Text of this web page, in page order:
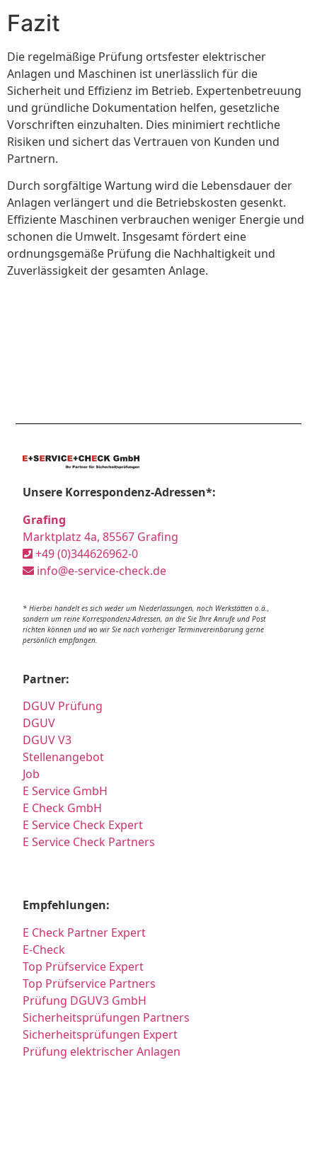
Fazit
Die regelmäßige Prüfung ortsfester elektrischer
Anlagen und Maschinen ist unerlässlich für die
Sicherheit und Effizienz im Betrieb. Expertenbetreuung
und gründliche Dokumentation helfen, gesetzliche
Vorschriften einzuhalten. Dies minimiert rechtliche
Risiken und sichert das Vertrauen von Kunden und
Partnern.
Durch sorgfältige Wartung wird die Lebensdauer der
Anlagen verlängert und die Betriebskosten gesenkt.
Effiziente Maschinen verbrauchen weniger Energie und
schonen die Umwelt. Insgesamt fördert eine
ordnungsgemäße Prüfung die Nachhaltigkeit und
Zuverlässigkeit der gesamten Anlage.
Unsere Korrespondenz-Adressen*:
Grafing
Marktplatz 4a, 85567 Grafing
+49 (0)344626962-0
info@e-service-check.de
* Hierbei handelt es sich weder um Niederlassungen, noch Werkstätten o.ä.,
sondern um reine Korrespondenz-Adressen, an die Sie Ihre Anrufe und Post
richten können und wo wir Sie nach vorheriger Terminvereinbarung gerne
persönlich empfangen.
Partner:
DGUV Prüfung
DGUV
DGUV V3
Stellenangebot
Job
E Service GmbH
E Check GmbH
E Service Check Expert
E Service Check Partners
Empfehlungen:
E Check Partner Expert
E-Check
Top Prüfservice Expert
Top Prüfservice Partners
Prüfung DGUV3 GmbH
Sicherheitsprüfungen Partners
Sicherheitsprüfungen Expert
Prüfung elektrischer Anlagen